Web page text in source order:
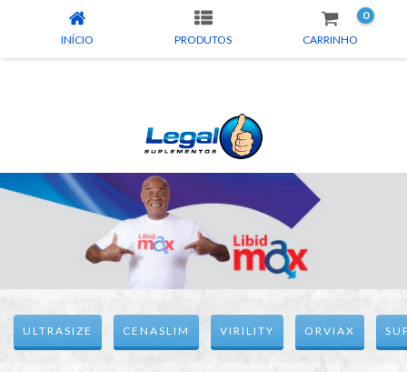
INÍCIO PRODUTOS CARRINHO
0
ULTRASIZE CENASLIM VIRILITY ORVIAX